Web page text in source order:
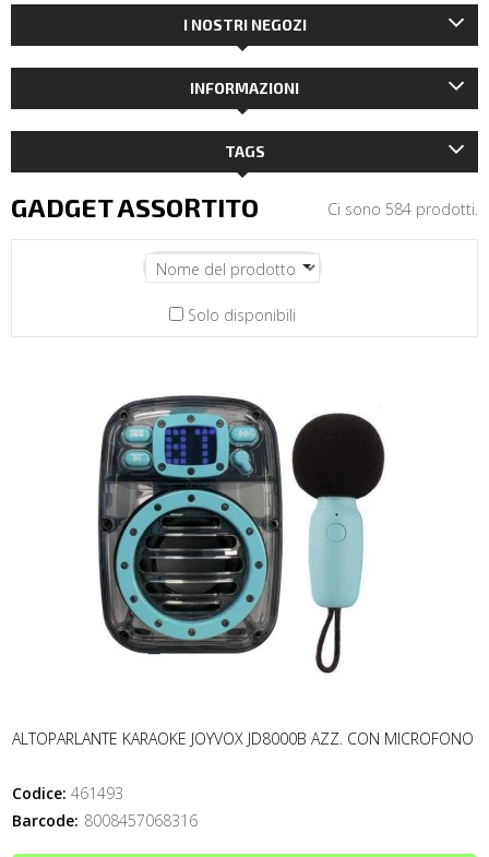
I NOSTRI NEGOZI
INFORMAZIONI
TAGS
GADGET ASSORTITO Ci sono 584 prodotti.
Solo disponibili
ALTOPARLANTE KARAOKE JOYVOX JD8000B AZZ. CON MICROFONO
Codice: 461493
Barcode: 8008457068316